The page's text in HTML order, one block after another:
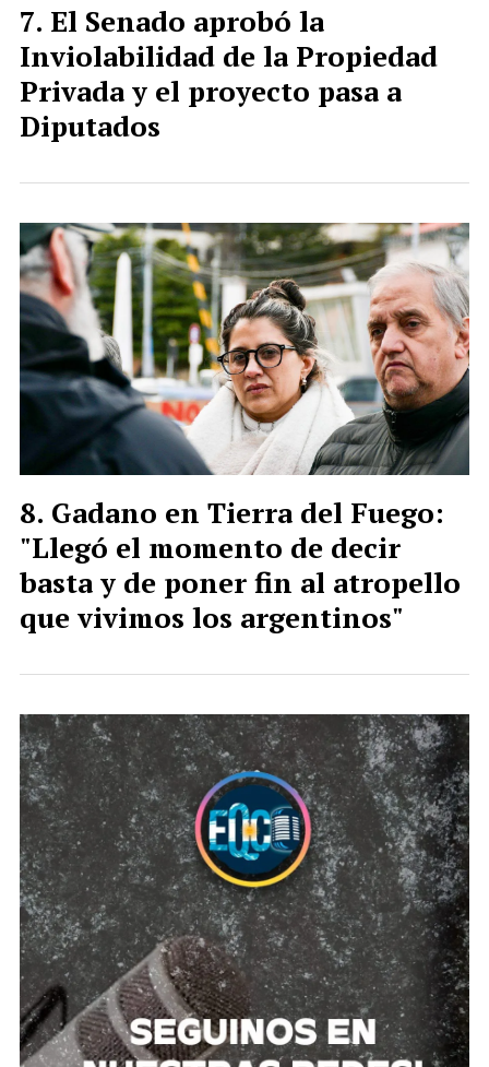
El Senado aprobó la
Inviolabilidad de la Propiedad
Privada y el proyecto pasa a
Diputados
Gadano en Tierra del Fuego:
"Llegó el momento de decir
basta y de poner fin al atropello
que vivimos los argentinos"